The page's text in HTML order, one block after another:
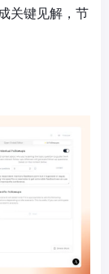
关键见解，节